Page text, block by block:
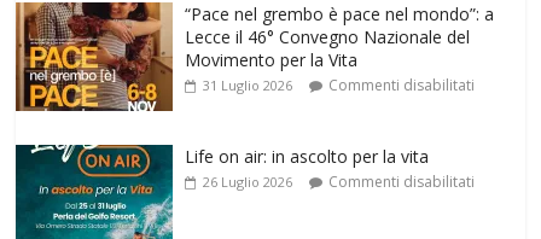
Lecce il 46° Convegno Nazionale del
Movimento per la Vita
31 Luglio 2026 Commenti disabilitati
26 Luglio 2026 Commenti disabilitati